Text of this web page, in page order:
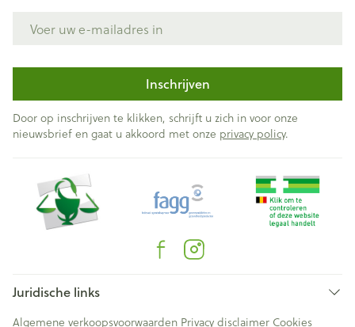
Inschrijven
Door op inschrijven te klikken, schrijft u zich in voor onze
nieuwsbrief en gaat u akkoord met onze privacy policy.
Juridische links
Algemene verkoopsvoorwaarden Privacy disclaimer Cookies